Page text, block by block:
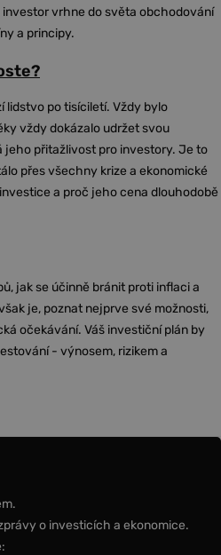
vrhne do světa obchodování
a principy.
lidstvo po tisíciletí. Vždy bylo
vždy dokázalo udržet svou
jeho přitažlivost pro investory. Je to
přes všechny krize a ekonomické
a proč jeho cena dlouhodobě
jak se účinně bránit proti inflaci a
je, poznat nejprve své možnosti,
očekávání. Váš investiční plán by
- výnosem, rizikem a
o investicích a ekonomice.